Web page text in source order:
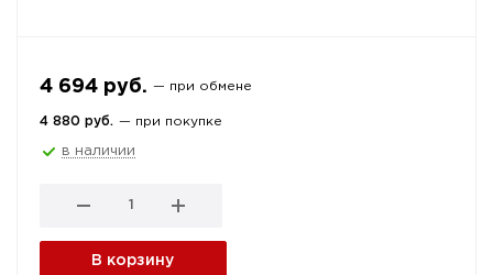
4 694 руб. — при обмене
4 880 руб. — при покупке
в наличии
В корзину